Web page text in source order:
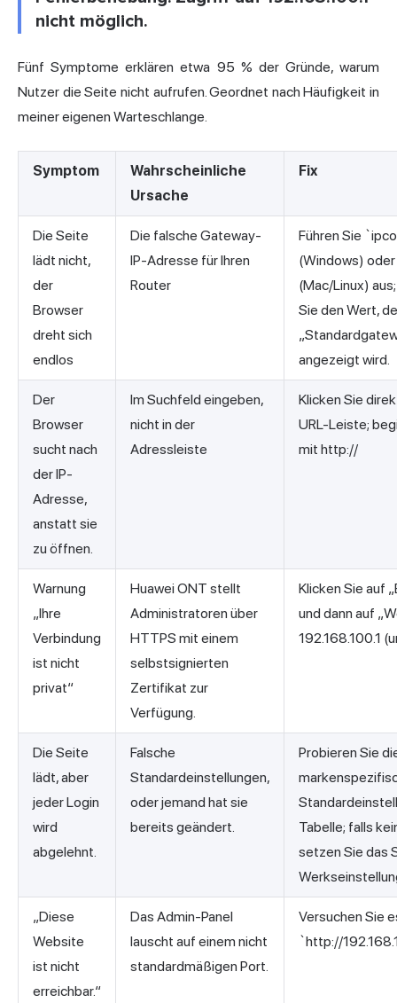
nicht möglich.
Fünf Symptome erklären etwa 95 % der Gründe, warum
Nutzer die Seite nicht aufrufen. Geordnet nach Häufigkeit in
meiner eigenen Warteschlange.
Symptom
Wahrscheinliche
Ursache
Fix
Die Seite
lädt nicht,
der
Browser
dreht sich
endlos
Die falsche Gateway-
IP-Adresse für Ihren
Router
Führen Sie
(Windows)
(Mac/Linux)
Sie den Wert,
angezeigt wird.
Der
Browser
sucht nach
der IP-
Adresse,
anstatt sie
zu öffnen.
Im Suchfeld eingeben,
nicht in der
Adressleiste
Klicken Sie
URL-Leiste;
mit http://
Warnung
„Ihre
Verbindung
ist nicht
privat“
Huawei ONT stellt
Administratoren über
HTTPS mit einem
selbstsignierten
Zertifikat zur
Verfügung.
Klicken Sie auf
und dann auf
192.168.100.1
Die Seite
lädt, aber
jeder Login
wird
abgelehnt.
Falsche
Standardeinstellungen,
oder jemand hat sie
bereits geändert.
Probieren Sie
Tabelle; falls
setzen Sie das
„Diese
Website
ist nicht
erreichbar.“
Das Admin-Panel
lauscht auf einem nicht
standardmäßigen Port.
Versuchen Sie
`http://